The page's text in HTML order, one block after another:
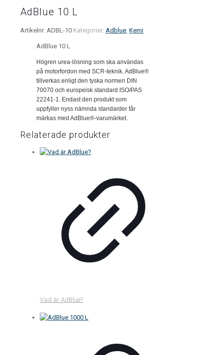
AdBlue 10 L
Artikelnr: ADBL-10 Kategorier: Adblue Kemi
AdBlue 10 L
Högren urea-lösning som ska användas
på motorfordon med SCR-teknik. AdBlue®
tillverkas enligt den tyska normen DIN
70070 och europeisk standard ISO/PAS
22241-1. Endast den produkt som
uppfyller nyss nämnda standarder får
märkas med AdBlue®-varumärket.
Relaterade produkter
Vad är AdBlue?